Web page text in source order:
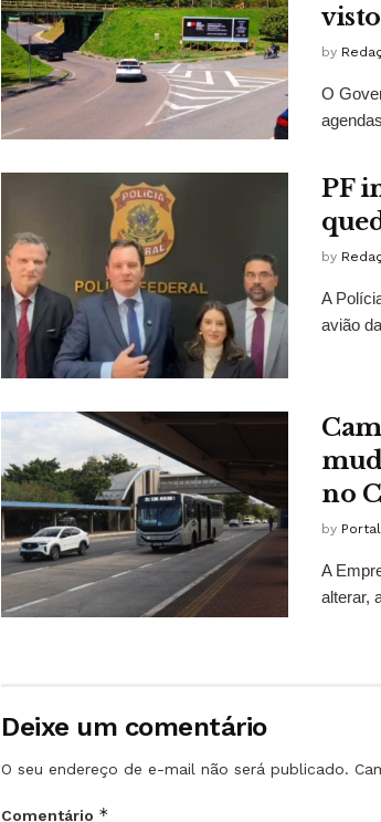
by
O
PF
by
A
avião
no
by
A
alterar,
Deixe um comentário
O seu endereço de e-mail não será publicado.
Comentário *